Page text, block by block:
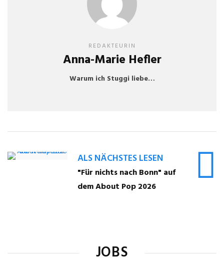
REDAKTEURIN
Anna-Marie Hefler
Warum ich Stuggi liebe…
ALS NÄCHSTES LESEN
"Für nichts nach Bonn" auf
dem About Pop 2026
JOBS